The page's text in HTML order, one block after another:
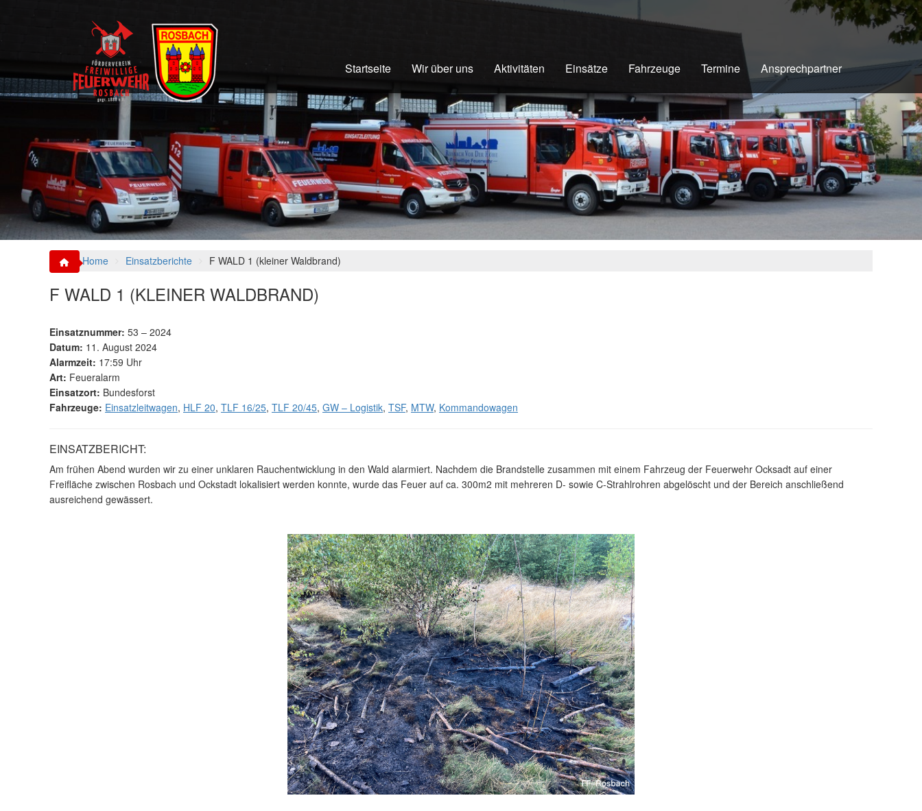
o
Startseite Wir über uns Aktivitäten Einsätze Fahrzeuge Termine Ansprechpartner
Home Einsatzberichte F WALD 1 (kleiner Waldbrand)
F WALD 1 (KLEINER WALDBRAND)
Einsatznummer: 53 – 2024
Datum: 11. August 2024
Alarmzeit: 17:59 Uhr
Art: Feueralarm
Einsatzort: Bundesforst
Fahrzeuge: Einsatzleitwagen, HLF 20, TLF 16/25, TLF 20/45, GW – Logistik, TSF, MTW, Kommandowagen
EINSATZBERICHT:
Am frühen Abend wurden wir zu einer unklaren Rauchentwicklung in den Wald alarmiert. Nachdem die Brandstelle zusammen mit einem Fahrzeug der Feuerwehr Ocksadt auf einer
Freifläche zwischen Rosbach und Ockstadt lokalisiert werden konnte, wurde das Feuer auf ca. 300m2 mit mehreren D- sowie C-Strahlrohren abgelöscht und der Bereich anschließend
ausreichend gewässert.